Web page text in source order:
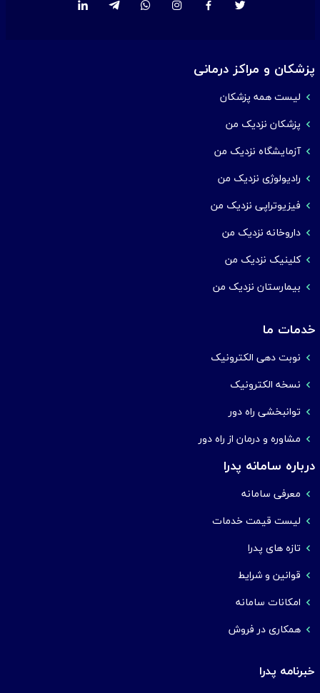
پزشکان و مراکز درمانی
لیست همه پزشکان
پزشکان نزدیک من
آزمایشگاه نزدیک من
رادیولوژی نزدیک من
فیزیوتراپی نزدیک من
داروخانه نزدیک من
کلینیک نزدیک من
بیمارستان نزدیک من
خدمات ما
نوبت دهی الکترونیک
نسخه الکترونیک
توانبخشی راه دور
مشاوره و درمان از راه دور
درباره سامانه پدرا
معرفی سامانه
لیست قیمت خدمات
تازه های پدرا
قوانین و شرایط
امکانات سامانه
همکاری در فروش
خبرنامه پدرا